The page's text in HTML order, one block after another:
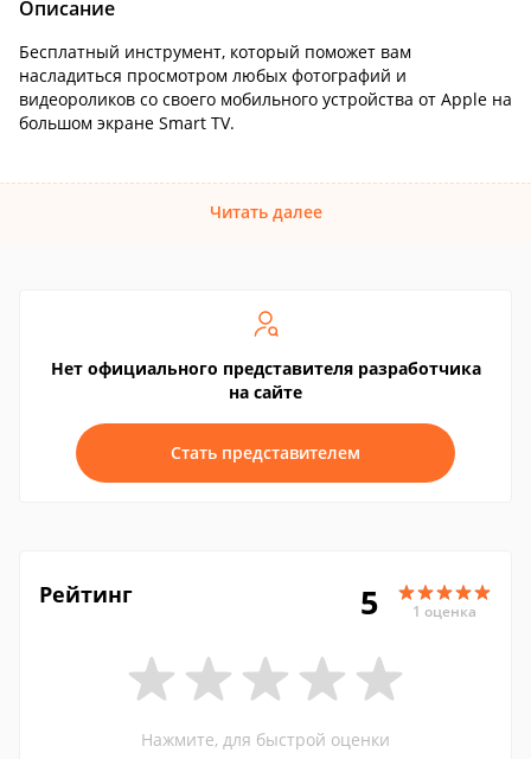
Описание
Бесплатный инструмент, который поможет вам
насладиться просмотром любых фотографий и
видеороликов со своего мобильного устройства от Apple на
большом экране Smart TV.
Читать далее
Нет официального представителя разработчика
на сайте
Стать представителем
Рейтинг 5 1 оценка
Нажмите, для быстрой оценки